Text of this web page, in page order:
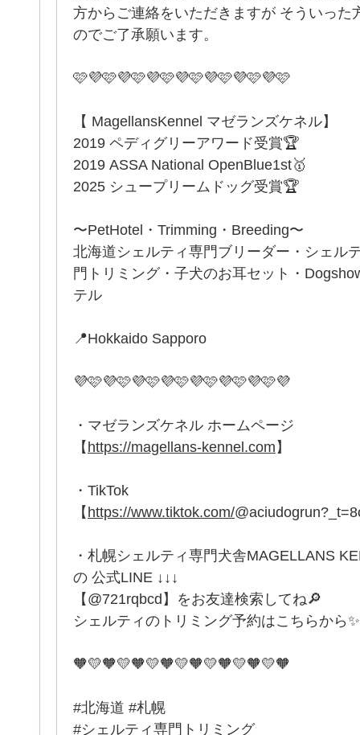
方からご連絡をいただきますが そういった
のでご了承願います。
🩷💜🩷💜🩷💜🩷💜🩷💜🩷💜🩷💜🩷
【 MagellansKennel マゼランズケネル】
2019 ペディグリーアワード受賞🏆
2019 ASSA National OpenBlue1st🥇
2025 シュープリームドッグ受賞🏆
〜PetHotel・Trimming・Breeding〜
北海道シェルティ専門ブリーダー・シェル
門トリミング・子犬のお耳セット・
テル
📍Hokkaido Sapporo
💜🩷💜🩷💜🩷💜🩷💜🩷💜🩷💜🩷💜
・マゼランズケネル ホームページ
【https://magellans-kennel.com】
・TikTok
【https://www.tiktok.com/
・札幌シェルティ専門犬舎MAGELLANS
の 公式LINE ↓↓↓
【@721rqbcd】をお友達検索してね🔎
シェルティのトリミング予約はこちらから✨
🧡💛🧡💛🧡💛🧡💛🧡💛🧡💛🧡💛🧡
#北海道 #札幌
#シェルティ専門トリミング